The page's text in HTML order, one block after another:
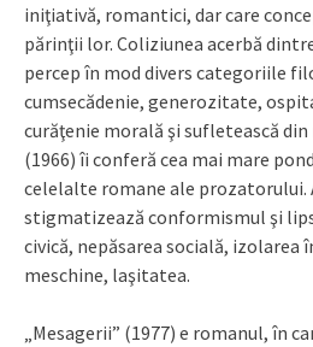
iniţiativă, romantici, dar care
părinţii lor. Coliziunea acerbă
percep în mod divers categoriile
cumsecădenie, generozitate,
curăţenie morală şi sufletească
(1966) îi conferă cea mai mare
celelalte romane ale prozatorului.
stigmatizează conformismul şi
civică, nepăsarea socială, izolarea
meschine, laşitatea.
„Mesagerii” (1977) e romanul, în